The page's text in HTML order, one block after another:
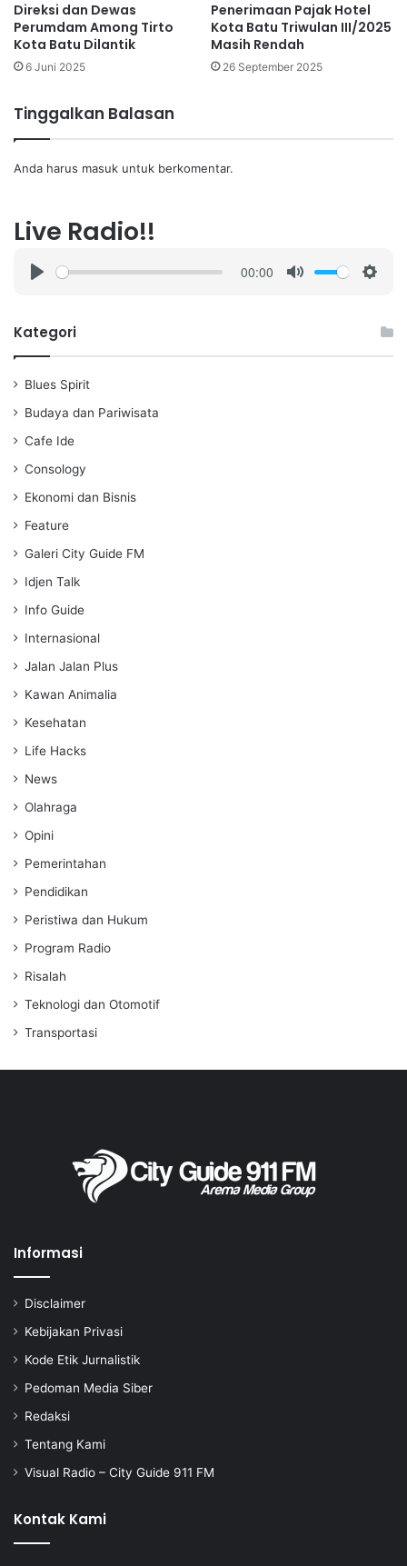
Direksi dan Dewas
Perumdam Among Tirto
Kota Batu Dilantik
6 Juni 2025
Penerimaan Pajak Hotel
Kota Batu Triwulan III/2025
Masih Rendah
26 September 2025
Tinggalkan Balasan
Anda harus masuk untuk berkomentar.
Live Radio!!
a
00:00
Kategori
Blues Spirit
Budaya dan Pariwisata
Cafe Ide
Consology
Ekonomi dan Bisnis
Feature
Galeri City Guide FM
Idjen Talk
Info Guide
Internasional
Jalan Jalan Plus
Kawan Animalia
Kesehatan
Life Hacks
News
Olahraga
Opini
Pemerintahan
Pendidikan
Peristiwa dan Hukum
Program Radio
Risalah
Teknologi dan Otomotif
Transportasi
Informasi
Disclaimer
Kebijakan Privasi
Kode Etik Jurnalistik
Pedoman Media Siber
Redaksi
Tentang Kami
Visual Radio – City Guide 911 FM
Kontak Kami